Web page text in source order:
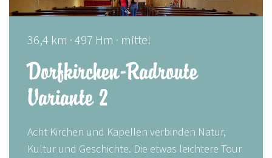
Dorfkirchen-Radroute
Variante 2
36,4 km · 497 Hm · mittel
Acht Kirchen und Kapellen verbinden Natur,
Kultur und Geschichte. Die etwas leichtere Tour